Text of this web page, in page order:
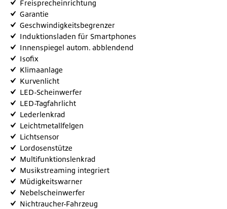
Freisprecheinrichtung
Garantie
Geschwindigkeitsbegrenzer
Induktionsladen für Smartphones
Innenspiegel autom. abblendend
Isofix
Klimaanlage
Kurvenlicht
LED-Scheinwerfer
LED-Tagfahrlicht
Lederlenkrad
Leichtmetallfelgen
Lichtsensor
Lordosenstütze
Multifunktionslenkrad
Musikstreaming integriert
Müdigkeitswarner
Nebelscheinwerfer
Nichtraucher-Fahrzeug